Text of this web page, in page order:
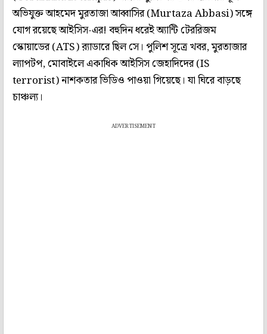
অভিযুক্ত আহমেদ মুরতাজা আব্বাসির (Murtaza Abbasi) সঙ্গে
যোগ রয়েছে আইসিস-এর! বহুদিন ধরেই অ্যান্টি টেররিজম
স্কোয়াডের (ATS) ব়্যাডারে ছিল সে। পুলিশ সূত্রে খবর, মুরতাজার
ল্যাপটপ, মোবাইলে একাধিক আইসিস জেহাদিদের (IS
terrorist) নাশকতার ভিডিও পাওয়া গিয়েছে। যা ঘিরে বাড়ছে
চাঞ্চল্য।
ADVERTISEMENT